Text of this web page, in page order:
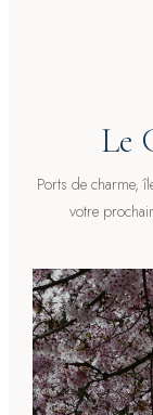
Le
Ports de charme,
votre